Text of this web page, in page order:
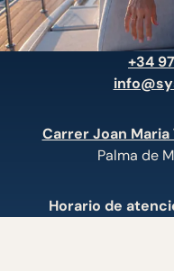
+34
Carrer Joan Maria
Palma de
Horario de